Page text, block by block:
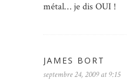
métal… je dis OUI !
JAMES BORT
septembre 24, 2009 at 9:15